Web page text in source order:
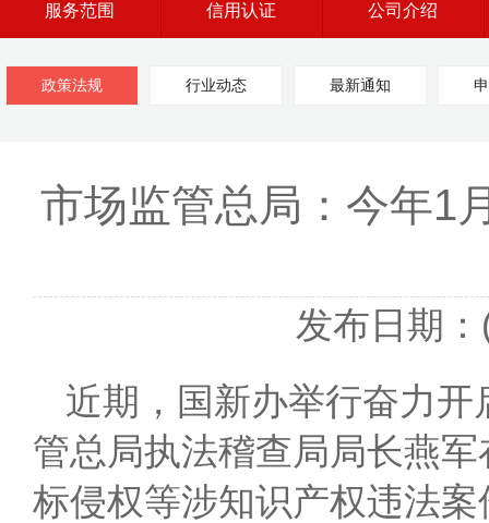
服务范围 信用认证 公司介绍
政策法规 行业动态 最新通知
市场监管总局：今年1
发布日期
近期，国新办举行奋力
管总局执法稽查局局长燕
标侵权等涉知识产权违法